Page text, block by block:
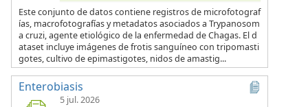
Este conjunto de datos contiene registros de microfotograf
ías, macrofotografías y metadatos asociados a Trypanosom
a cruzi, agente etiológico de la enfermedad de Chagas. El d
ataset incluye imágenes de frotis sanguíneo con tripomasti
gotes, cultivo de epimastigotes, nidos de amastig...
Enterobiasis
5 jul. 2026